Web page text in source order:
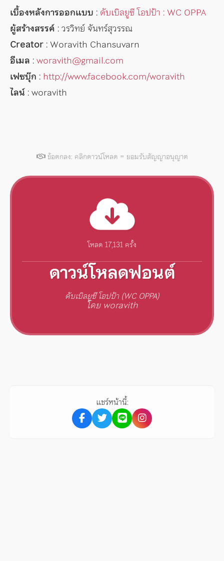
เบื้องหลังการออกแบบ : ดับเบิลยูซี โอปป้า : WC OPPA
ผู้สร้างสรรค์ : วรวิทย์ จันทร์สุวรรณ
Creator : Woravith Chansuvarn
อีเมล :woravith@gmail.com
เฟซบุ๊ก : http://www.facebook.com/woravith
ไลน์ : woravith
ข้อตกลง: คลิกดาวน์โหลด = ยอมรับสัญญาอนุญาต
โหลด 17,131 ครั้ง
ดาวน์โหลดฟอนต์
ดับเบิลยูซี โอปป้า (WC OPPA)
โดย woravith
แชร์หน้านี้: